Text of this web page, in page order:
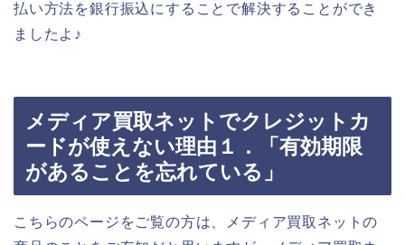
払い方法を銀行振込にすることで解決することができ
ましたよ♪
メディア買取ネットでクレジットカ
ードが使えない理由１．「有効期限
があることを忘れている」
こちらのページをご覧の方は、メディア買取ネットの